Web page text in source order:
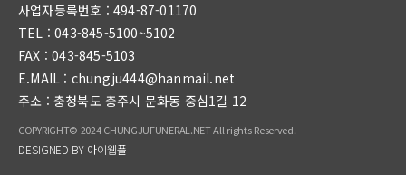
사업자등록번호 : 494-87-01170
TEL : 043-845-5100~5102
FAX : 043-845-5103
E.MAIL : chungju444@hanmail.net
주소 : 충청북도 충주시 문화동 중심1길 12
COPYRIGHT© 2024 CHUNGJUFUNERAL.NET All rights Reserved.
DESIGNED BY 아이웹플